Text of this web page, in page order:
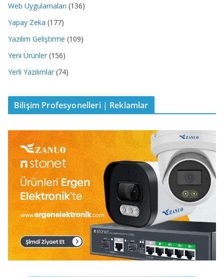
Web Uygulamaları (136)
Yapay Zeka (177)
Yazılım Geliştirme (109)
Yeni Ürünler (156)
Yerli Yazılımlar (74)
Bilişim Profesyonelleri | Reklamlar